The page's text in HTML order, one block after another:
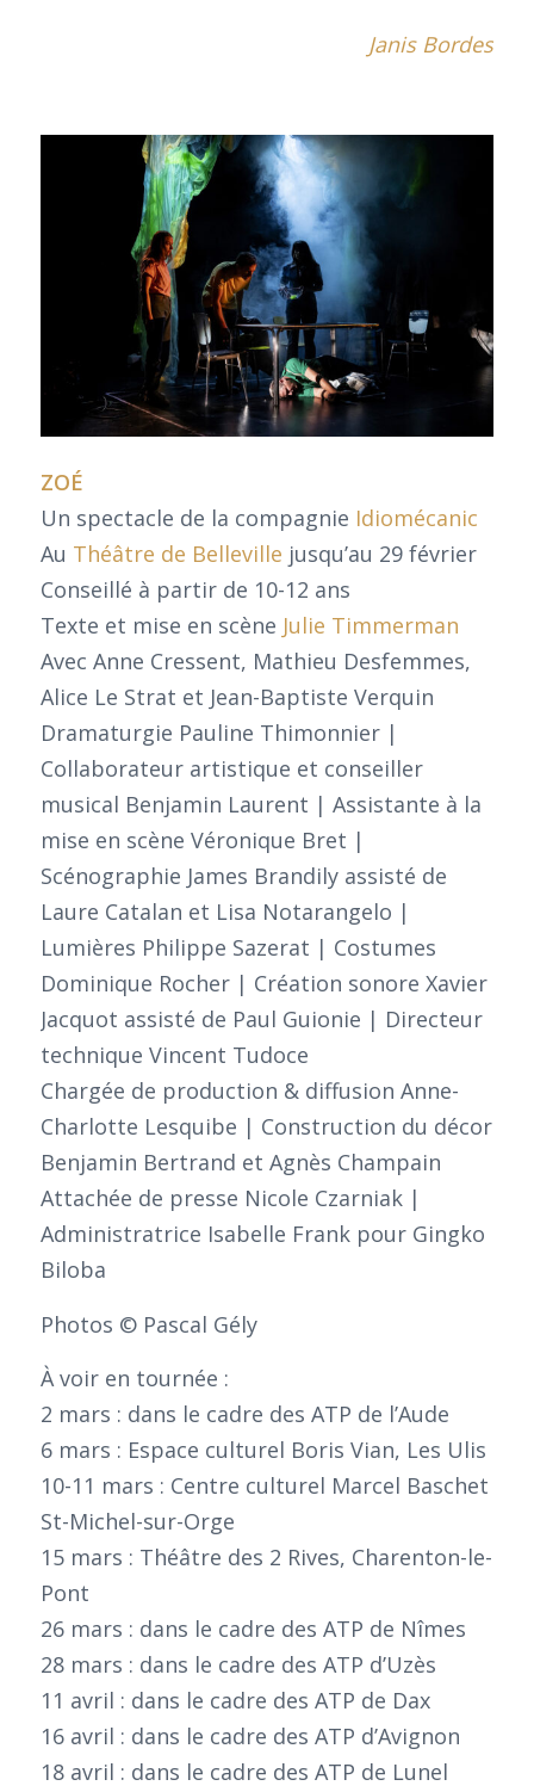
Janis Bordes
ZOÉ
Un spectacle de la compagnie Idiomécanic
Au Théâtre de Belleville jusqu’au 29 février
Conseillé à partir de 10-12 ans
Texte et mise en scène Julie Timmerman
Avec Anne Cressent, Mathieu Desfemmes,
Alice Le Strat et Jean-Baptiste Verquin
Dramaturgie Pauline Thimonnier |
Collaborateur artistique et conseiller
musical Benjamin Laurent | Assistante à la
mise en scène Véronique Bret |
Scénographie James Brandily assisté de
Laure Catalan et Lisa Notarangelo |
Lumières Philippe Sazerat | Costumes
Dominique Rocher | Création sonore Xavier
Jacquot assisté de Paul Guionie | Directeur
technique Vincent Tudoce
Chargée de production & diffusion Anne-
Charlotte Lesquibe | Construction du décor
Benjamin Bertrand et Agnès Champain
Attachée de presse Nicole Czarniak |
Administratrice Isabelle Frank pour Gingko
Biloba
Photos © Pascal Gély
À voir en tournée :
2 mars : dans le cadre des ATP de l’Aude
6 mars : Espace culturel Boris Vian, Les Ulis
10-11 mars : Centre culturel Marcel Baschet
St-Michel-sur-Orge
15 mars : Théâtre des 2 Rives, Charenton-le-
Pont
26 mars : dans le cadre des ATP de Nîmes
28 mars : dans le cadre des ATP d’Uzès
11 avril : dans le cadre des ATP de Dax
16 avril : dans le cadre des ATP d’Avignon
18 avril : dans le cadre des ATP de Lunel